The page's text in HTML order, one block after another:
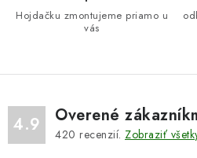
y
v
ý
p
Hojdačku zmontujeme priamo u
vás
4.9 Overené
420 recenzií. Zobraziť